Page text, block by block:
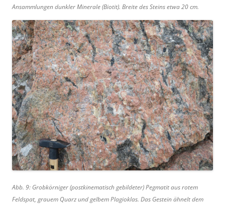
Ansammlungen dunkler Minerale (Biotit). Breite des Steins etwa 20 cm.
Abb. 9: Grobkörniger (postkinematisch gebildeter) Pegmatit aus rotem
Feldspat, grauem Quarz und gelbem Plagioklas. Das Gestein ähnelt dem